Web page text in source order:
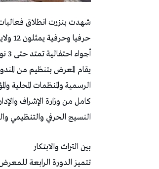
شهدت بنزرت انطلاق
أجواء احتفالية تمتد حتى 3 نوفمبر القادم وذلك بفضاء المعرض الدولي بمنطقة سيدي سالم السياحية.
يقام المعرض بتنظيم من
الرسمية والمنظمات
كامل من وزارة الإشراف
النسيج الحرفي والتنظيمي
بين التراث والابتكار
تتميز الدورة الرابعة